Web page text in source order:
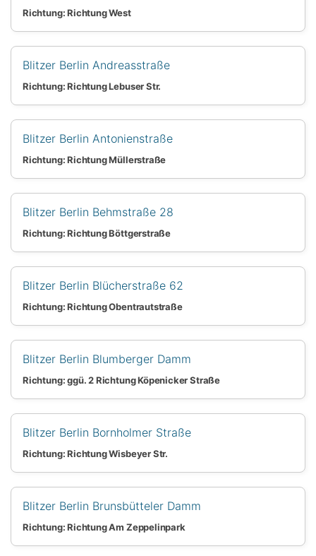
Richtung: Richtung West
Blitzer Berlin Andreasstraße
Richtung: Richtung Lebuser Str.
Blitzer Berlin Antonienstraße
Richtung: Richtung Müllerstraße
Blitzer Berlin Behmstraße 28
Richtung: Richtung Böttgerstraße
Blitzer Berlin Blücherstraße 62
Richtung: Richtung Obentrautstraße
Blitzer Berlin Blumberger Damm
Richtung: ggü. 2 Richtung Köpenicker Straße
Blitzer Berlin Bornholmer Straße
Richtung: Richtung Wisbeyer Str.
Blitzer Berlin Brunsbütteler Damm
Richtung: Richtung Am Zeppelinpark